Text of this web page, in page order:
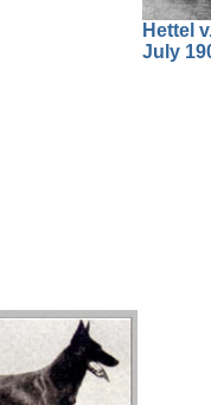
Hettel
July